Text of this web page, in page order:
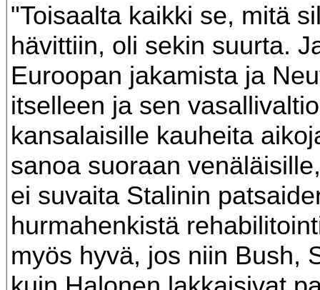
"Toisaalta kaikki se, mitä
hävittiin, oli sekin suurta.
Euroopan jakamista ja
itselleen ja sen
kansalaisille kauheita
sanoa suoraan
ei suvaita Stalinin
hurmahenkistä
myös hyvä, jos niin Bush,